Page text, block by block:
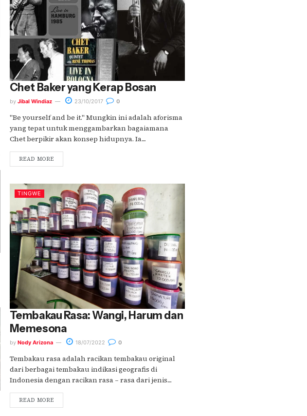
Chet Baker yang Kerap Bosan
by Jibal Windiaz 23/10/2017 0
"Be yourself and be it." Mungkin ini adalah aforisma
yang tepat untuk menggambarkan bagaiamana
Chet berpikir akan konsep hidupnya. Ia....
READ MORE
TINGWE
Tembakau Rasa: Wangi, Harum dan
Memesona
by Nody Arizona 18/07/2022 0
Tembakau rasa adalah racikan tembakau original
dari berbagai tembakau indikasi geografis di
Indonesia dengan racikan rasa – rasa dari jenis....
READ MORE